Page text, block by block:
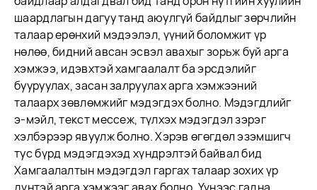
шаардлагын дагуу танд аюулгүй байдлыг зөрчлийн
талаар ерөнхий мэдээлэл, үүний боломжит үр
нөлөө, бидний авсан эсвэл авахыг зорьж буй арга
хэмжээ, идэвхтэй хамгаалалт ба эрсдэлийг
бууруулах, засан залруулах арга хэмжээний
талаарх зөвлөмжийг мэдэгдэх болно. Мэдэгдлийг
э-мэйл, текст мессеж, түлхэх мэдэгдэл зэрэг
хэлбэрээр явуулж болно. Хэрэв өгөгдөл эзэмшигч
тус бүрд мэдэгдэхэд хүндрэлтэй байвал бид
Хамгаалалтын мэдэгдэл гаргах талаар зохих үр